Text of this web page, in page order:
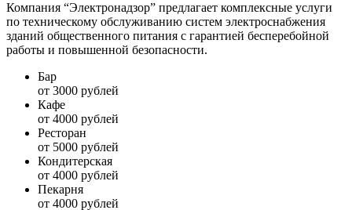
Компания “Электронадзор” предлагает комплексные услуги
по техническому обслуживанию систем электроснабжения
зданий общественного питания с гарантией бесперебойной
работы и повышенной безопасности.
Бар
от 3000 рублей
Кафе
от 4000 рублей
Ресторан
от 5000 рублей
Кондитерская
от 4000 рублей
Пекарня
от 4000 рублей